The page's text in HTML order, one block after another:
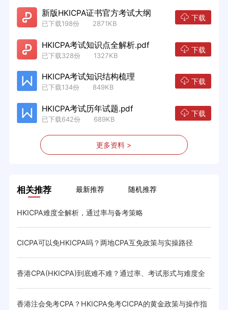
新版HKICPA证书官方考试大纲
已下载198份 2871KB
下载
HKICPA考试知识点全解析.pdf
已下载328份 1327KB
下载
HKICPA考试知识结构梳理
已下载134份 849KB
下载
HKICPA考试历年试题.pdf
已下载642份 689KB
下载
更多资料 >
相关推荐 最新推荐 随机推荐
HKICPA难度全解析，通过率与备考策略
CICPA可以免HKICPA吗？两地CPA互免政策与实操路径
香港CPA(HKICPA)到底难不难？通过率、考试形式与难度全
解析
香港注会免考CPA？HKICPA免考CICPA的黄金政策与操作指